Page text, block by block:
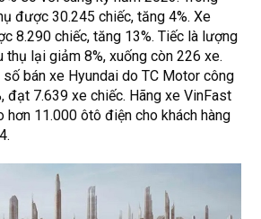
được 30.245 chiếc, tăng 4%. Xe
8.290 chiếc, tăng 13%. Tiếc là lượng
thụ lại giảm 8%, xuống còn 226 xe.
số bán xe Hyundai do TC Motor công
đạt 7.639 xe chiếc. Hãng xe VinFast
hơn 11.000 ôtô điện cho khách hàng